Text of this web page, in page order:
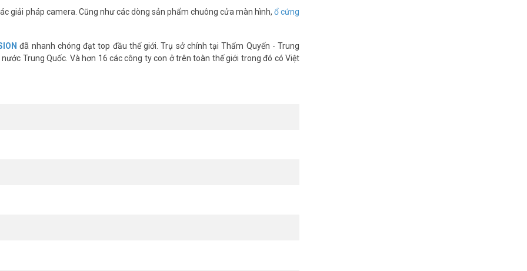
EHUN có độ phân giải bao nhiêu?
là độ phân giải cao hơn Full HD 1080p rõ rệt. Nhận diện khuôn mặt và biển số
kích hoạt khi phát hiện người, ghi màu thực trong bóng tối. Phạm vi chiếu sáng
bao nhiêu?
hệ Vũ Hoàng Telecom để nhận báo giá cập nhật nhất. Cam kết giá cạnh tranh,
giải pháp camera. Cũng như các dòng sản phẩm chuông cửa màn hình, ổ cứng
đã nhanh chóng đạt top đầu thế giới. Trụ sở chính tại Thẩm Quyến - Trung
Trung Quốc. Và hơn 16 các công ty con ở trên toàn thế giới trong đó có Việt